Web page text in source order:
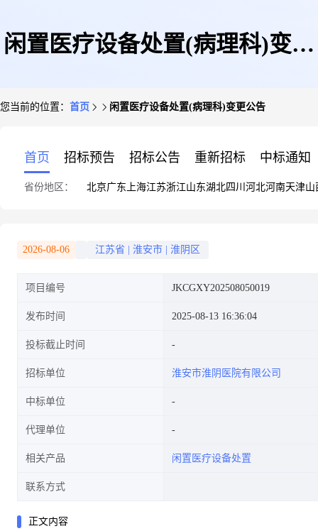
闲置医疗设备处置(病理科)变更
您当前的位置： 首页 闲置医疗设备处置(病理科)变更公告
首页 招标预告 招标公告 重新招标 中标通知
省份地区： 北京广东 上海江苏浙江山东湖北四川 河北河南天津山
2026-08-06 江苏省 淮安市 淮阴区
项目编号 JKCGXY202508050019
发布时间 2025-08-13 16:36:04
投标截止时间
招标单位 淮安市淮阴医院有限公司
中标单位
代理单位
相关产品 闲置医疗设备处置
联系方式
正文内容